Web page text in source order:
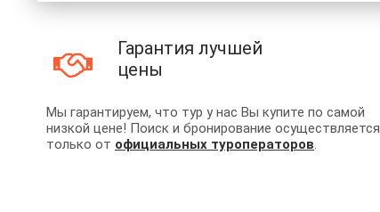
Гарантия лучшей
цены
Мы гарантируем, что тур у нас Вы купите по самой
низкой цене! Поиск и бронирование осуществляется
только от официальных туроператоров.